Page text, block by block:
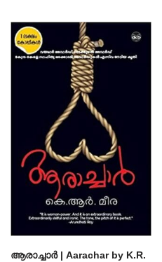
ആരാച്ചാര്‍ | Aarachar by K.R.